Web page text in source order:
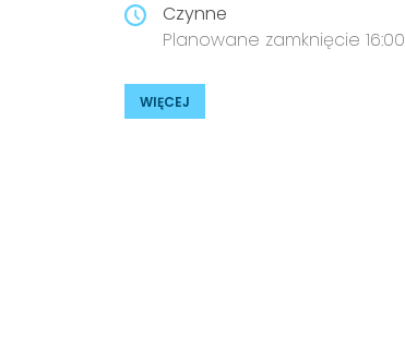
Czynne
Planowane zamknięcie 16:00
WIĘCEJ